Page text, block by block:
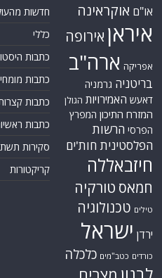
או"ם אוקראינה
איראן אירופה
אפריקה ארה"ב
בריטניה גרמניה
דאעש האמירויות הגולן
המזרח התיכון המפרץ
הפרסי הרשות
הפלסטינית חות'ים
חיזבאללה
חמאס טורקיה
טילים טכנולוגיה
ירדן ישראל
כורדים כטב"מים כלכלה
חדשות
כללי
כתבות
כתבות
כתבות
כתבות
סקירות
קריקטורות